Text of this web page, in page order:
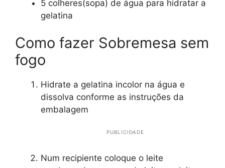
5 colheres(sopa) de água para hidratar a
gelatina
Como fazer Sobremesa sem
fogo
Hidrate a gelatina incolor na água e
dissolva conforme as instruções da
embalagem
PUBLICIDADE
Num recipiente coloque o leite